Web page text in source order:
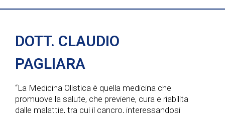
DOTT. CLAUDIO
PAGLIARA
“La Medicina Olistica è quella medicina che
promuove la salute, che previene, cura e riabilita
dalle malattie, tra cui il cancro, interessandosi